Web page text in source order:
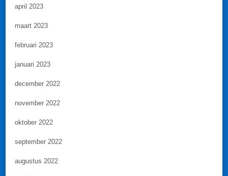
april 2023
maart 2023
februari 2023
januari 2023
december 2022
november 2022
oktober 2022
september 2022
augustus 2022